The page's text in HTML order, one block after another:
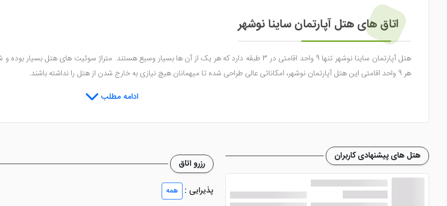
اتاق های هتل آپارتمان ساینا نوشهر
هر 9 واحد اقامتی این هتل آپارتمان نوشهر، امکاناتی عالی طراحی شده تا میهمانان هیچ نیازی به خارج شدن از هتل را نداشته باشند.
از امکانات داخل اتاق های هتل آپارتمان ساینا نوشهر می توان به آشپزخانه کامل برای پخت و پز، سرویس بهداشتی و حمام اشاره
امکانات هتل ساینا نوشهر
هتل ساینا نوشهر با این که 3 ستاره می باشد اما از امکانات بسیار کمی برخوردار است. با این که هتل رستوران ندارد، اما
سرمایشی و گرمایشی، خدمات تاکسی سرویس، گشت درون شهری، خدمات خانه داری، پذیرش 24 ساعته و ... هم از دیگر امکانات هتل می باشند.
ادامه مطلب
رزرو اتاق
پذیرایی :
همه
هتل های پیشنهادی کاربران